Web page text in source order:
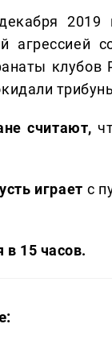
2019
агрессией
клубов
считают,
играет с
в 15 часов.